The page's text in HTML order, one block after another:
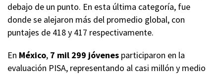
debajo de un punto. En esta última categoría, fue
donde se alejaron más del promedio global, con
puntajes de 418 y 417 respectivamente.
En México, 7 mil 299 jóvenes participaron en la
evaluación PISA, representando al casi millón y medio